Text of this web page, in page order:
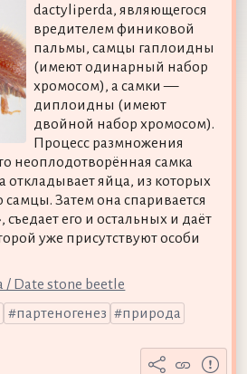
dactyliperda, являющегося
вредителем финиковой
пальмы, самцы гаплоидны
(имеют одинарный набор
хромосом), а самки —
диплоидны (имеют
двойной набор хромосом).
Процесс размножения
неоплодотворённая самка
откладывает яйца, из которых
Затем она спаривается
его и остальных и даёт
уже присутствуют особи
Date stone beetle
партеногенез
природа